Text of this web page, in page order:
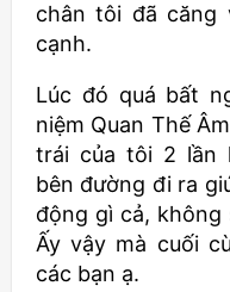
chân tôi đã căng
cạnh.
Lúc đó quá bất
niệm Quan Thế
trái của tôi 2 lần
bên đường đi ra
động gì cả, không
Ấy vậy mà cuối
các bạn ạ.